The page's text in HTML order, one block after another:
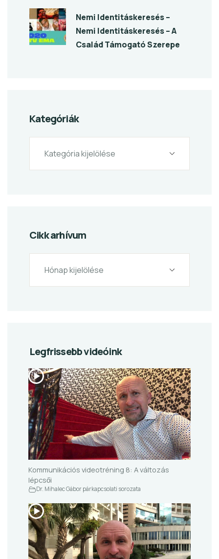
Nemi Identitáskeresés –
Nemi Identitáskeresés – A
Család Támogató Szerepe
Kategóriák
Cikk arhívum
Legfrissebb videóink
Kommunikációs videotréning 8: A változás
lépcsői
Dr. Mihalec Gábor párkapcsolati sorozata